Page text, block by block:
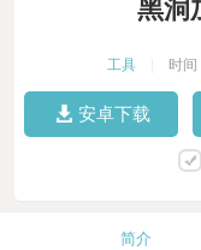
黑洞
工具 时
安卓下载
简介